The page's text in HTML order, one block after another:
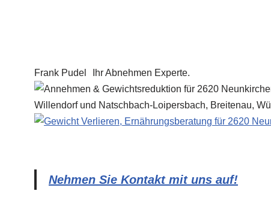
Frank Pudel Ihr Abnehmen Experte.
Nehmen Sie Kontakt mit uns auf!